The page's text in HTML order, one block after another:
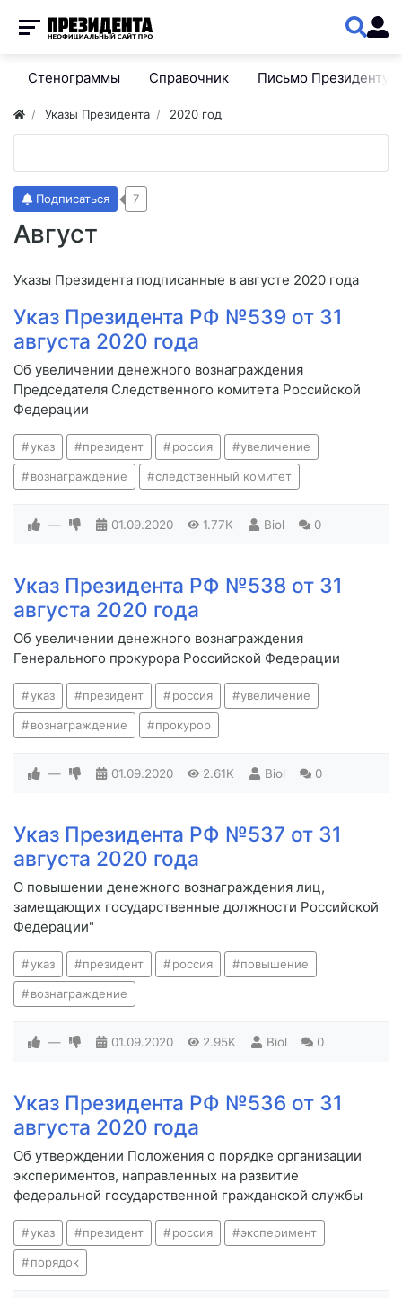
Стенограммы Справочник Письмо Президенту
Указы Президента 2020 год
Август
Подписаться 7
Указы Президента подписанные в августе 2020 года
Указ Президента РФ №539 от 31
августа 2020 года
Об увеличении денежного вознаграждения
Председателя Следственного комитета Российской
Федерации
указ президент россия увеличение
вознаграждение следственный комитет
— 01.09.2020 1.77K Biol 0
Указ Президента РФ №538 от 31
августа 2020 года
Об увеличении денежного вознаграждения
Генерального прокурора Российской Федерации
указ президент россия увеличение
вознаграждение прокурор
— 01.09.2020 2.61K Biol 0
Указ Президента РФ №537 от 31
августа 2020 года
О повышении денежного вознаграждения лиц,
замещающих государственные должности Российской
Федерации"
указ президент россия повышение
вознаграждение
— 01.09.2020 2.95K Biol 0
Указ Президента РФ №536 от 31
августа 2020 года
Об утверждении Положения о порядке организации
экспериментов, направленных на развитие
федеральной государственной гражданской службы
указ президент россия эксперимент
порядок